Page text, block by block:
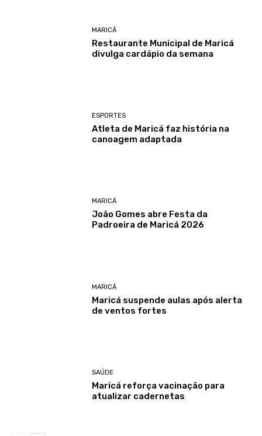
MARICÁ
Restaurante Municipal de Maricá
divulga cardápio da semana
ESPORTES
Atleta de Maricá faz história na
canoagem adaptada
MARICÁ
João Gomes abre Festa da
Padroeira de Maricá 2026
MARICÁ
Maricá suspende aulas após alerta
de ventos fortes
SAÚDE
Maricá reforça vacinação para
atualizar cadernetas